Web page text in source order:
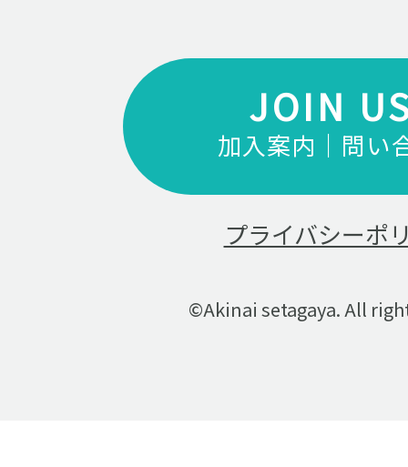
JOIN
加入案内｜問い
プライバシーポ
©Akinai setagaya. All